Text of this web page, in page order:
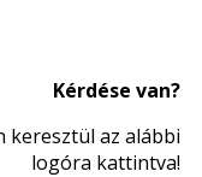
Kérdése van?
keresztül az alábbi
logóra kattintva!